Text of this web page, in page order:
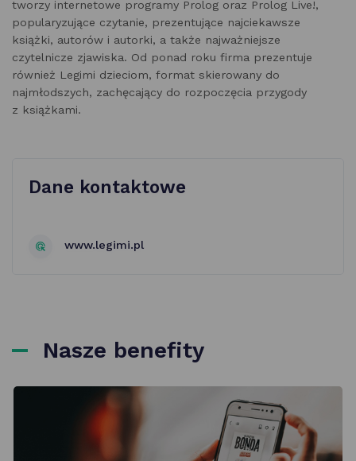
tworzy internetowe programy Prolog oraz Prolog Live!,
popularyzujące czytanie, prezentujące najciekawsze
książki, autorów i autorki, a także najważniejsze
czytelnicze zjawiska. Od ponad roku firma prezentuje
również Legimi dzieciom, format skierowany do
najmłodszych, zachęcający do rozpoczęcia przygody
z książkami.
Dane kontaktowe
www.legimi.pl
Nasze benefity